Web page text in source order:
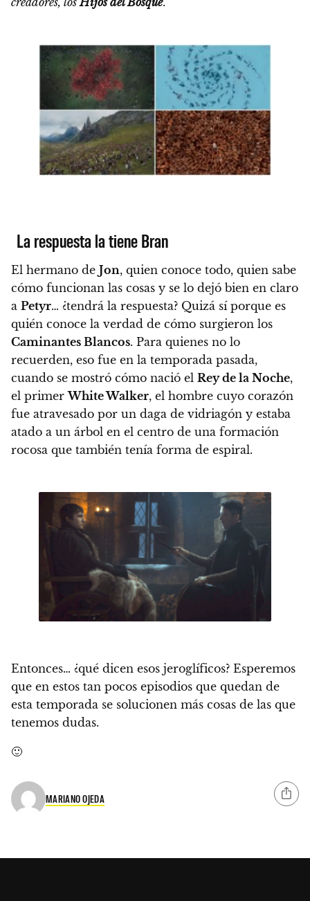
La respuesta la tiene Bran
El hermano de Jon, quien conoce todo, quien sabe
cómo funcionan las cosas y se lo dejó bien en claro
a Petyr… ¿tendrá la respuesta? Quizá sí porque es
quién conoce la verdad de cómo surgieron los
Caminantes Blancos. Para quienes no lo
recuerden, eso fue en la temporada pasada,
cuando se mostró cómo nació el Rey de la Noche,
el primerWhite Walker, el hombre cuyo corazón
fue atravesado por un daga de vidriagón y estaba
atado a un árbol en el centro de una formación
rocosa que también tenía forma de espiral.
Entonces… ¿qué dicen esos jeroglíficos? Esperemos
que en estos tan pocos episodios que quedan de
esta temporada se solucionen más cosas de las que
tenemos dudas.
🙂
MARIANO OJEDA